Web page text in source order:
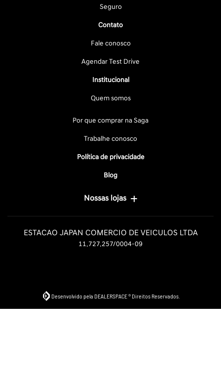
Seguro
Contato
Fale conosco
Agendar Test Drive
Institucional
Quem somos
Por que comprar na Saga
Trabalhe conosco
Política de privacidade
Blog
Nossas lojas
ESTACAO JAPAN COMERCIO DE VEICULOS LTDA
11.727.257/0004-09
Desenvolvido pela DEALERSPACE ® Direitos Reservados.